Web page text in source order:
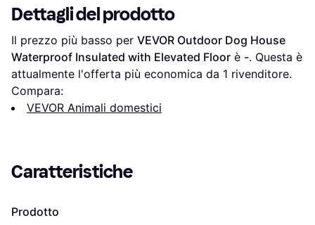
Dettagli del prodotto
Il prezzo più basso per VEVOR Outdoor Dog House
Waterproof Insulated with Elevated Floor è -. Questa è
attualmente l'offerta più economica da 1 rivenditore.
Compara:
VEVOR Animali domestici
Caratteristiche
Prodotto